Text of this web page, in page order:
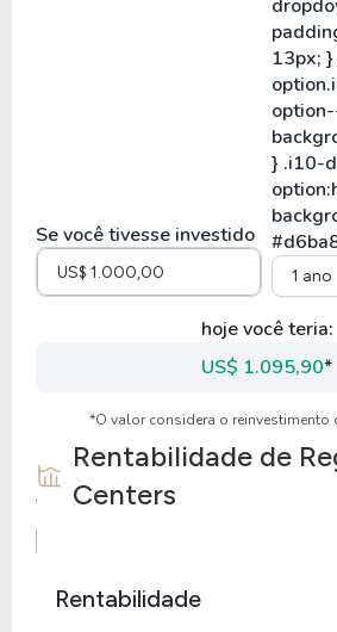
Se você tivesse investido
1 ano
hoje você teria:
US$ 1.095,90*
*O valor considera o
Rentabilidade de
Centers
Rentabilidade